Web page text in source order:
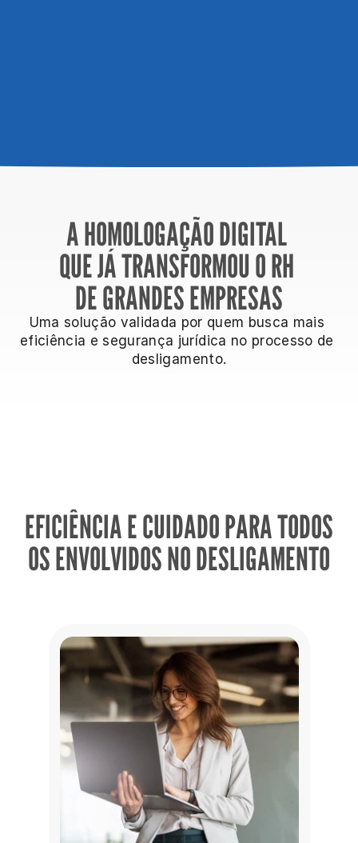
A HOMOLOGAÇÃO DIGITAL
QUE JÁ TRANSFORMOU O RH
DE GRANDES EMPRESAS
Uma solução validada por quem busca mais
eficiência e segurança jurídica no processo de
desligamento.
EFICIÊNCIA E CUIDADO PARA TODOS
OS ENVOLVIDOS NO DESLIGAMENTO